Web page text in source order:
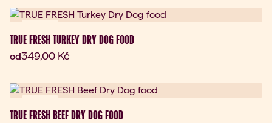
TRUE FRESH TURKEY DRY DOG FOOD
odAktuální cena:
349,00 Kč
TRUE FRESH BEEF DRY DOG FOOD